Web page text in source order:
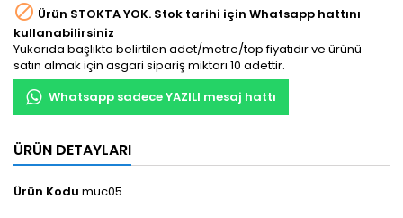
 Ürün STOKTA YOK. Stok tarihi için Whatsapp hattını
kullanabilirsiniz
Yukarıda başlıkta belirtilen adet/metre/top fiyatıdır ve ürünü
satın almak için asgari sipariş miktarı 10 adettir.
Whatsapp sadece YAZILI mesaj hattı
ÜRÜN DETAYLARI
Ürün Kodu muc05